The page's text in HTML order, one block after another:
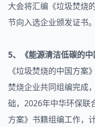
大会将汇编《垃圾焚烧
节向入选企业颁发证书。
5、《能源清洁低碳的
《垃圾焚烧的中国方案
焚烧企业共同组编完成
础，2026年中华环保联
方案》书籍组编工作，